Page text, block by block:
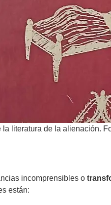
literatura de la alienación.
incomprensibles o
están: